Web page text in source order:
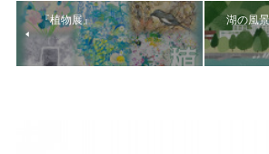
『植物展』 湖の風景